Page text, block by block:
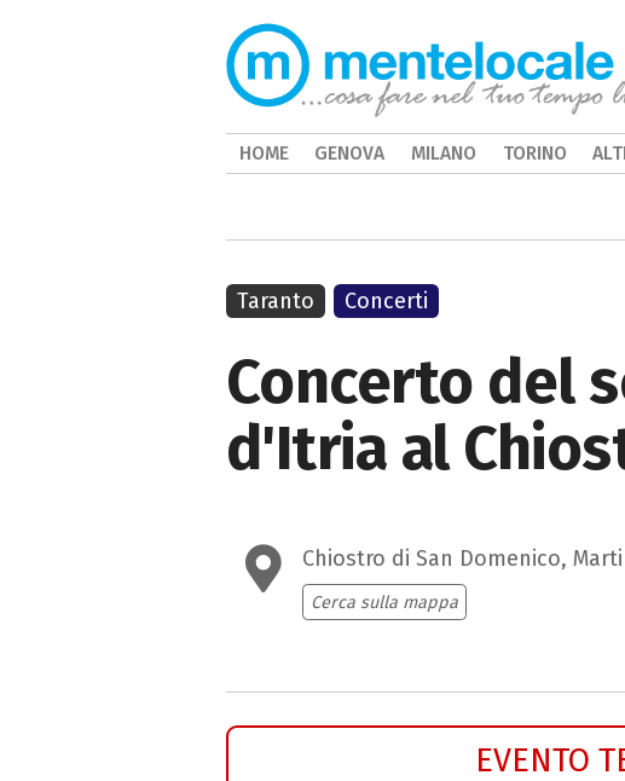
Concerto del
d'Itria al
Chiostro di San Domenico,
Cerca sulla mappa
EVENTO
Taranto Concerti
HOME GENOVA MILANO TORINO